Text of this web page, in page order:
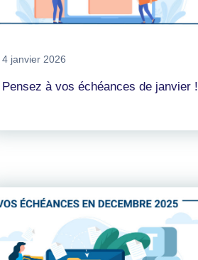
4 janvier 2026
Pensez à vos échéances de janvier !